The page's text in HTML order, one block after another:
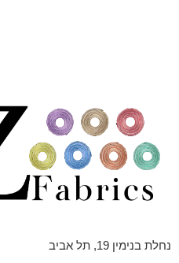
נחלת בנימין 19, תל אביב